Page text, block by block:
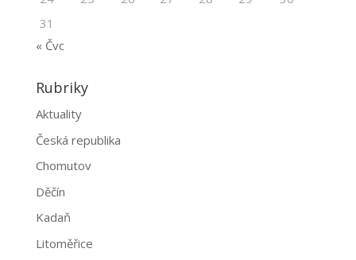
31
« Čvc
Rubriky
Aktuality
Česká republika
Chomutov
Děčín
Kadaň
Litoměřice